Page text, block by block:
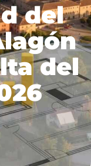
del
del